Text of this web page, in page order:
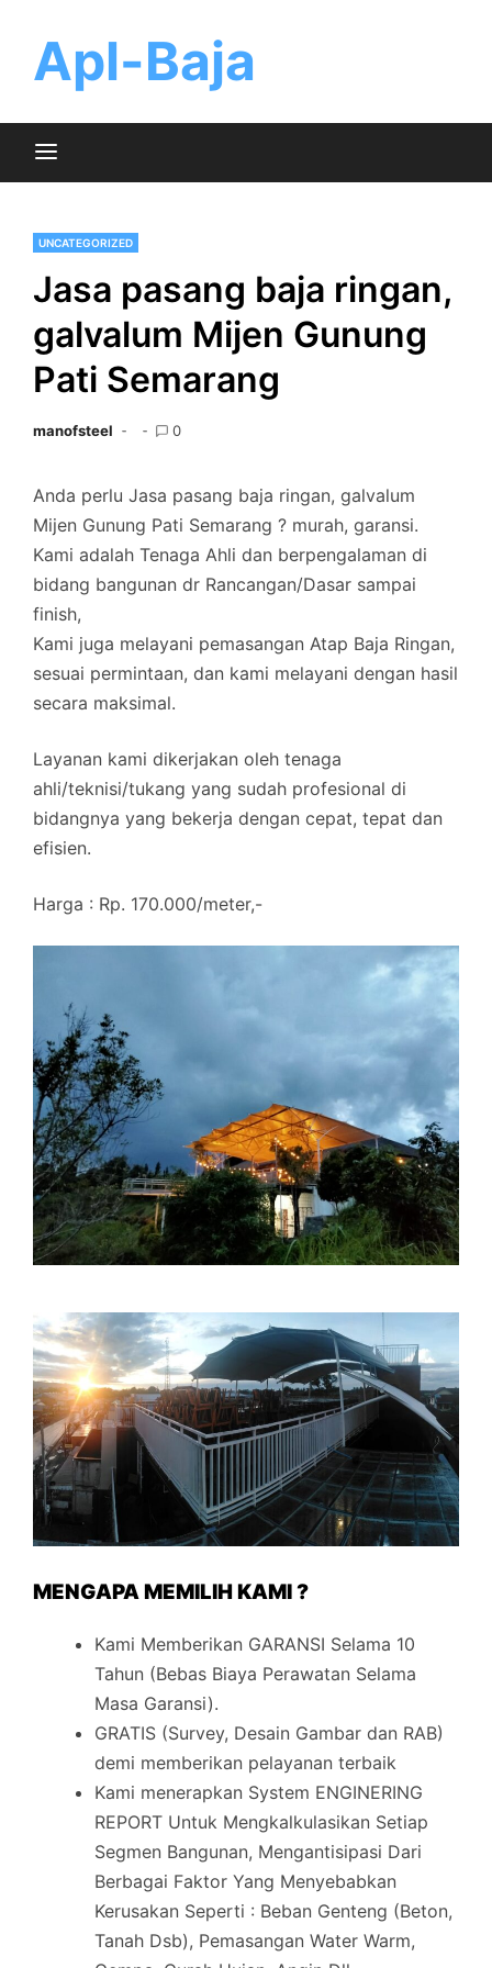
contentApl-Baja
UNCATEGORIZED
Jasa pasang baja ringan,
galvalum Mijen Gunung
Pati Semarang
manofsteel 0
Anda perlu Jasa pasang baja ringan, galvalum
Mijen Gunung Pati Semarang ? murah, garansi.
Kami adalah Tenaga Ahli dan berpengalaman di
bidang bangunan dr Rancangan/Dasar sampai
finish,
Kami juga melayani pemasangan Atap Baja Ringan,
sesuai permintaan, dan kami melayani dengan hasil
secara maksimal.
Layanan kami dikerjakan oleh tenaga
ahli/teknisi/tukang yang sudah profesional di
bidangnya yang bekerja dengan cepat, tepat dan
efisien.
Harga : Rp. 170.000/meter,-
MENGAPA MEMILIH KAMI ?
Kami Memberikan GARANSI Selama 10
Tahun (Bebas Biaya Perawatan Selama
Masa Garansi).
GRATIS (Survey, Desain Gambar dan RAB)
demi memberikan pelayanan terbaik
Kami menerapkan System ENGINERING
REPORT Untuk Mengkalkulasikan Setiap
Segmen Bangunan, Mengantisipasi Dari
Berbagai Faktor Yang Menyebabkan
Kerusakan Seperti : Beban Genteng (Beton,
Tanah Dsb), Pemasangan Water Warm,